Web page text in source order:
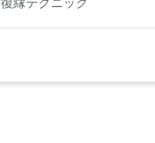
復縁テクニック